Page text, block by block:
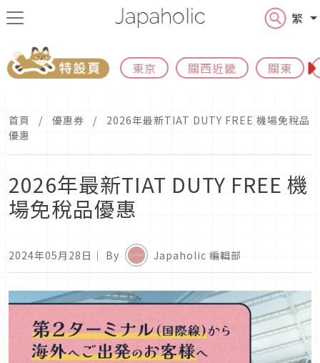
繁
東京 關西近畿 關東
首頁 優惠券
2026年最新TIAT DUTY FREE 機場免稅品
優惠
2026年最新TIAT DUTY FREE 機
場免稅品優惠
2024年05月28日 ｜ By Japaholic 編輯部